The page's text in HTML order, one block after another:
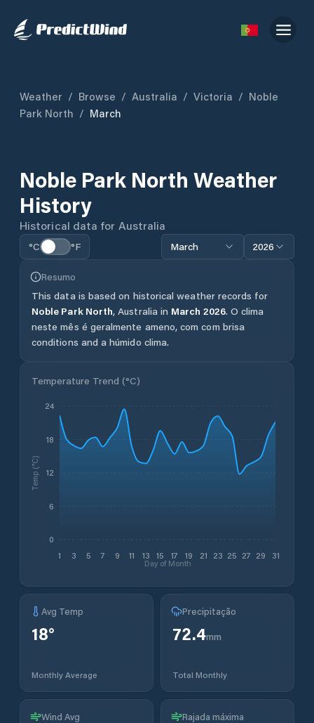
Weather / Browse / Australia / Victoria / Noble
Park North / March
Noble Park North Weather
History
Historical data for Australia
°C °F March 2026
Resumo
This data is based on historical weather records for
Noble Park North, Australia in March 2026.O clima
neste mês é geralmente ameno, com com brisa
conditions and a húmido clima.
Temperature Trend (°C)
1 3 5 7 9 11 13 15 17 19 21 23 25 27 29 31
Day of Month
0
6
12
18
24
Temp (°C)
Avg Temp
18°
Monthly Average
Precipitação
72.4mm
Total Monthly
Wind Avg Rajada máxima